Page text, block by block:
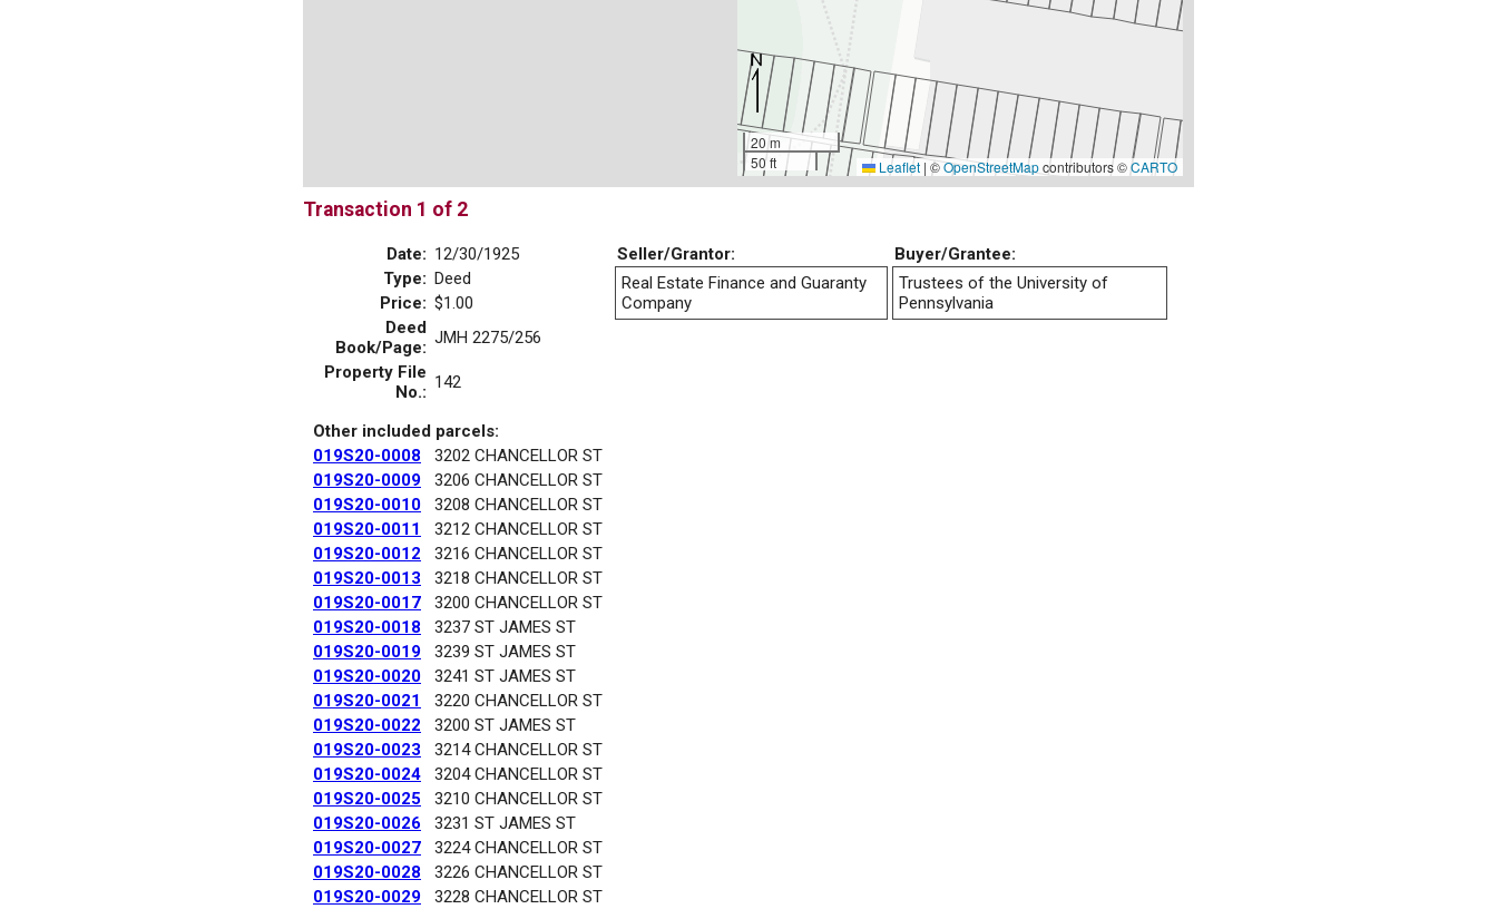
20 m
50 ft
Leaflet | ©OpenStreetMapcontributors ©CARTO
Transaction 1 of 2
Date: 12/30/1925
Type: Deed
Price: $1.00
Deed
Book/Page: JMH 2275/256
Property File
No.: 142
Other included parcels:
019S20-0008
3202 CHANCELLOR ST
019S20-0009
3206 CHANCELLOR ST
019S20-0010
3208 CHANCELLOR ST
019S20-0011
3212 CHANCELLOR ST
019S20-0012
3216 CHANCELLOR ST
019S20-0013
3218 CHANCELLOR ST
019S20-0017
3200 CHANCELLOR ST
019S20-0018
3237 ST JAMES ST
019S20-0019
3239 ST JAMES ST
019S20-0020
3241 ST JAMES ST
019S20-0021
3220 CHANCELLOR ST
019S20-0022
3200 ST JAMES ST
019S20-0023
3214 CHANCELLOR ST
019S20-0024
3204 CHANCELLOR ST
019S20-0025
3210 CHANCELLOR ST
019S20-0026
3231 ST JAMES ST
019S20-0027
3224 CHANCELLOR ST
019S20-0028
3226 CHANCELLOR ST
019S20-0029
3228 CHANCELLOR ST
Seller/Grantor:
Buyer/Grantee:
Real Estate Finance and Guaranty
Company
Trustees of the University of
Pennsylvania